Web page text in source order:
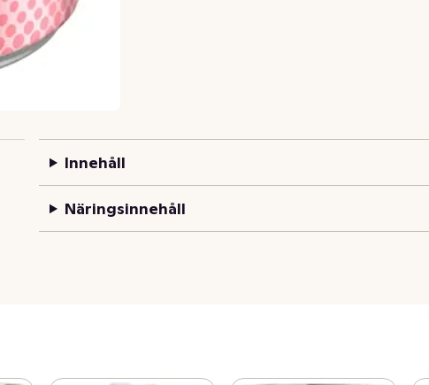
Innehåll
Näringsinnehåll